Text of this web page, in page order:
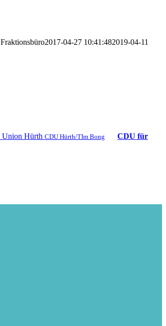
Fraktionsbüro2017-04-27 10:41:482019-04-11
CDU Hürth/TIm Bong
CDU für